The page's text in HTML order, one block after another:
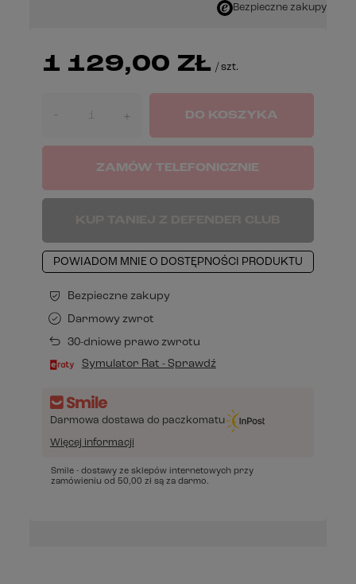
Bezpieczne zakupy
1 129,00 ZŁ / szt.
- + DO KOSZYKA
ZAMÓW TELEFONICZNIE
POWIADOM MNIE O DOSTĘPNOŚCI PRODUKTU
Bezpieczne zakupy
Darmowy zwrot
30-dniowe prawo zwrotu
Symulator Rat - Sprawdź
Darmowa dostawa do paczkomatu
Więcej informacji
Smile - dostawy ze sklepów internetowych przy
zamówieniu od 50,00 zł są za darmo.